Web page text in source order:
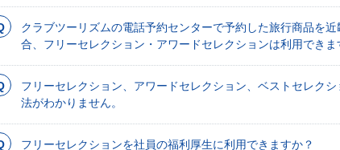
クラブツーリズムの電話予約センターで予約した旅行商品を
合、フリーセレクション・アワードセレクションは利用できま
フリーセレクション、アワードセレクション、ベストセレク
法がわかりません。
フリーセレクションを社員の福利厚生に利用できますか？